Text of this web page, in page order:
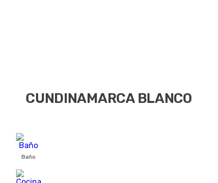
CUNDINAMARCA BLANCO
Baño